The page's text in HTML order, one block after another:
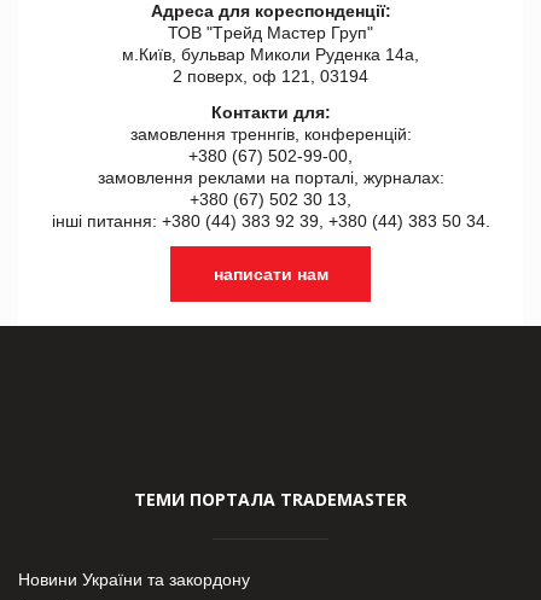
Адреса для кореспонденції:
ТОВ "Tрейд Мастер Груп"
м.Київ, бульвар Миколи Руденка 14а,
2 поверх, оф 121, 03194
Контакти для:
замовлення треннгів, конференцій:
+380 (67) 502-99-00,
замовлення реклами на порталі, журналах:
+380 (67) 502 30 13,
інші питання: +380 (44) 383 92 39, +380 (44) 383 50 34.
написати нам
ТЕМИ ПОРТАЛА TRADEMASTER
Новини України та закордону